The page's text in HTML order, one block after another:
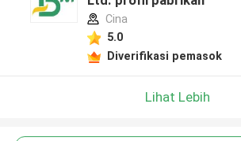
Cina
5.0
Diverifikasi pemasok
Lihat Lebih